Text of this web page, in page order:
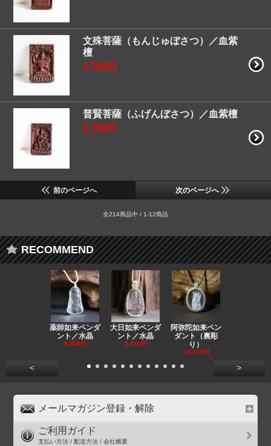
文殊菩薩（もんじゅぼさつ）／血紫
檀
2,750円
普賢菩薩（ふげんぼさつ）／血紫檀
2,750円
前のページへ 次のページへ
全214商品中 / 1-12商品
RECOMMEND
薬師如来ペンダ
ント／水晶
8,860円
大日如来ペンダ
ント／水晶
9,550円
阿弥陀如来ペン
ダント（裏彫
り）
14,370円
< >
メールマガジン登録・解除
ご利用ガイド
支払い方法 / 配送方法 / 会社概要